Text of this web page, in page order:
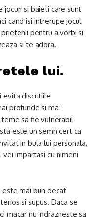
jocuri si baieti care sunt
cand isi intrerupe jocul
pentru a vorbi si
si te adora.
lui.
evita discutiile
profunde si mai
sa fie vulnerabil
este un semn cert ca
in bula lui personala,
impartasi cu nimeni
este mai bun decat
si supus. Daca se
macar nu indrazneste sa